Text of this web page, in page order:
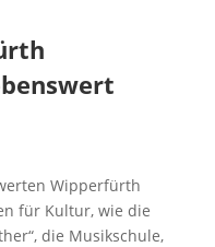
Wipperfürth
für Kultur, wie die
die Musikschule,